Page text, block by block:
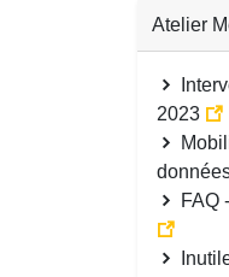
Atelier
2023
FAQ